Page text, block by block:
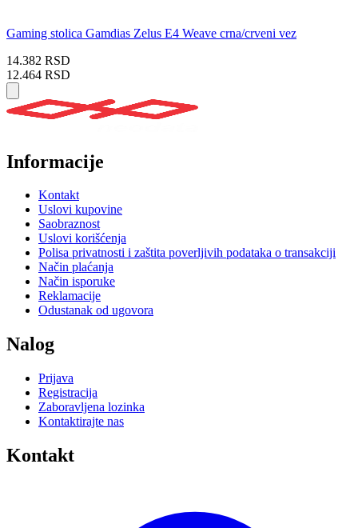
Gaming stolica Gamdias Zelus E4 Weave crna/crveni vez
14.382 RSD
12.464 RSD
Informacije
Kontakt
Uslovi kupovine
Saobraznost
Uslovi korišćenja
Polisa privatnosti i zaštita poverljivih podataka o transakciji
Način plaćanja
Način isporuke
Reklamacije
Odustanak od ugovora
Nalog
Prijava
Registracija
Zaboravljena lozinka
Kontaktirajte nas
Kontakt